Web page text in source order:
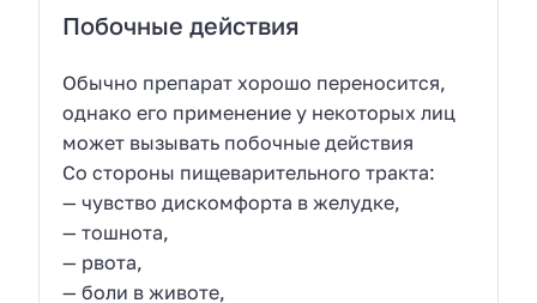
Побочные действия
Обычно препарат хорошо переносится,
однако его применение у некоторых лиц
может вызывать побочные действия
Со стороны пищеварительного тракта:
— чувство дискомфорта в желудке,
— тошнота,
— рвота,
— боли в животе,